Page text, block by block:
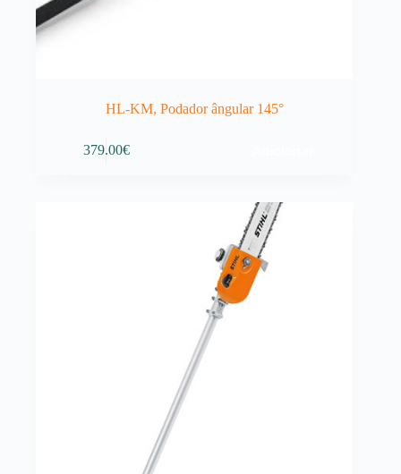
HL-KM, Podador ângular 145°
379.00€